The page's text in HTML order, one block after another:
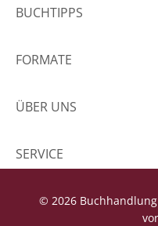
BUCHTIPPS
FORMATE
ÜBER UNS
SERVICE
© 2026